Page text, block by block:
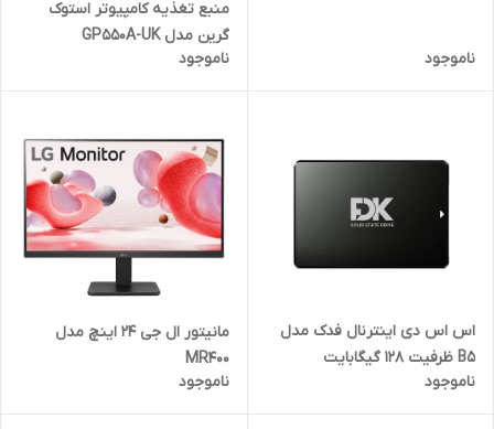
ناموجود
منبع تغذیه کامپیوتر استوک
گرین مدل GP550A-UK
ناموجود
اس اس دی اینترنال فدک مدل
B5 ظرفیت 128 گیگابایت
ناموجود
مانیتور ال جی 24 اینچ مدل
MR400
ناموجود